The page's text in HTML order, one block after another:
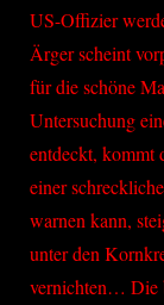
US-Offizier
Ärger scheint
für die schöne
Untersuchung
entdeckt, kommt
einer
warnen kann,
unter den
vernichten… Die